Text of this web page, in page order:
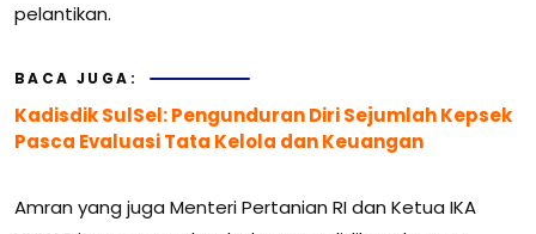
pelantikan.
BACA JUGA:
Kadisdik SulSel: Pengunduran Diri Sejumlah Kepsek
Pasca Evaluasi Tata Kelola dan Keuangan
Amran yang juga Menteri Pertanian RI dan Ketua IKA